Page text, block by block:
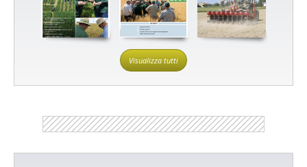
Visualizza tutti